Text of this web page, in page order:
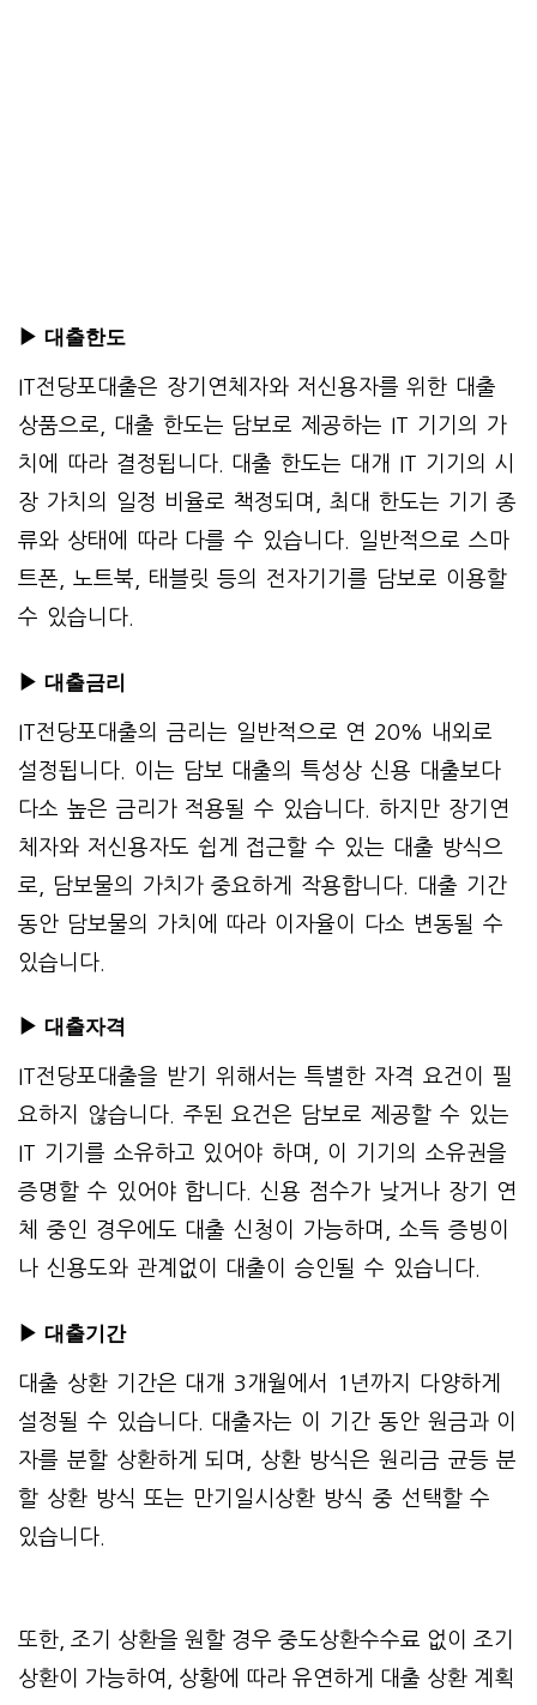
▶ 대출한도
IT전당포대출은 장기연체자와 저신용자를 위한 대출
상품으로, 대출 한도는 담보로 제공하는 IT 기기의 가
치에 따라 결정됩니다. 대출 한도는 대개 IT 기기의 시
장 가치의 일정 비율로 책정되며, 최대 한도는 기기 종
류와 상태에 따라 다를 수 있습니다. 일반적으로 스마
트폰, 노트북, 태블릿 등의 전자기기를 담보로 이용할
수 있습니다.
▶ 대출금리
IT전당포대출의 금리는 일반적으로 연 20% 내외로
설정됩니다. 이는 담보 대출의 특성상 신용 대출보다
다소 높은 금리가 적용될 수 있습니다. 하지만 장기연
체자와 저신용자도 쉽게 접근할 수 있는 대출 방식으
로, 담보물의 가치가 중요하게 작용합니다. 대출 기간
동안 담보물의 가치에 따라 이자율이 다소 변동될 수
있습니다.
▶ 대출자격
IT전당포대출을 받기 위해서는 특별한 자격 요건이 필
요하지 않습니다. 주된 요건은 담보로 제공할 수 있는
IT 기기를 소유하고 있어야 하며, 이 기기의 소유권을
증명할 수 있어야 합니다. 신용 점수가 낮거나 장기 연
체 중인 경우에도 대출 신청이 가능하며, 소득 증빙이
나 신용도와 관계없이 대출이 승인될 수 있습니다.
▶ 대출기간
대출 상환 기간은 대개 3개월에서 1년까지 다양하게
설정될 수 있습니다. 대출자는 이 기간 동안 원금과 이
자를 분할 상환하게 되며, 상환 방식은 원리금 균등 분
할 상환 방식 또는 만기일시상환 방식 중 선택할 수
있습니다.
또한, 조기 상환을 원할 경우 중도상환수수료 없이 조기
상환이 가능하여, 상황에 따라 유연하게 대출 상환 계획